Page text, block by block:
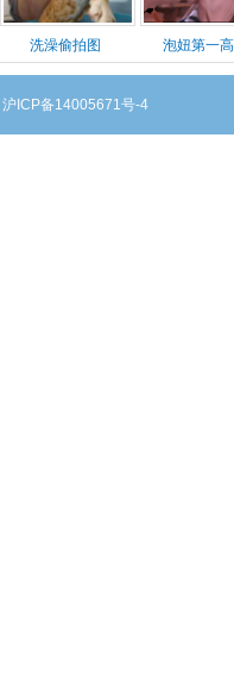
洗澡偷拍图 泡妞第一
沪ICP备14005671号-4